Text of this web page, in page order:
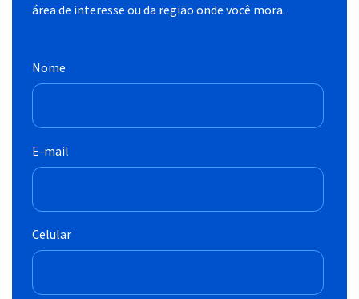
área de interesse ou da região onde você mora.
Nome
E-mail
Celular